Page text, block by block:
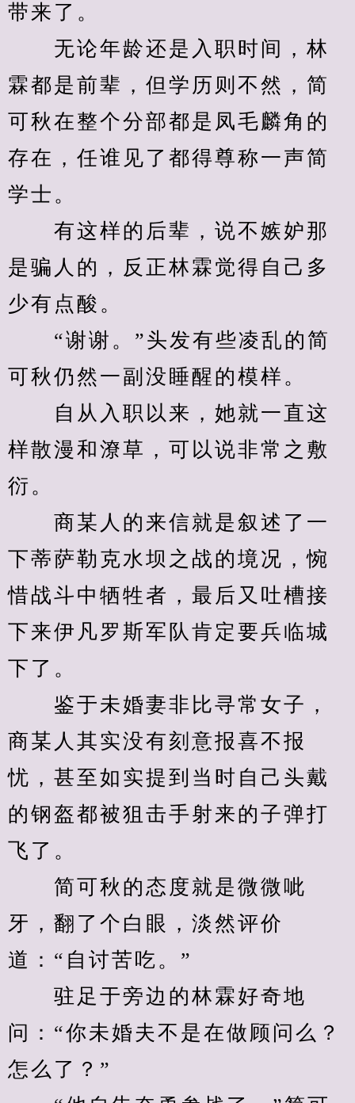
带来了。
无论年龄还是入职时间，林
霖都是前辈，但学历则不然，简
可秋在整个分部都是凤毛麟角的
存在，任谁见了都得尊称一声简
学士。
有这样的后辈，说不嫉妒那
是骗人的，反正林霖觉得自己多
少有点酸。
“谢谢。”头发有些凌乱的简
可秋仍然一副没睡醒的模样。
自从入职以来，她就一直这
样散漫和潦草，可以说非常之敷
衍。
商某人的来信就是叙述了一
下蒂萨勒克水坝之战的境况，惋
惜战斗中牺牲者，最后又吐槽接
下来伊凡罗斯军队肯定要兵临城
下了。
鉴于未婚妻非比寻常女子，
商某人其实没有刻意报喜不报
忧，甚至如实提到当时自己头戴
的钢盔都被狙击手射来的子弹打
飞了。
简可秋的态度就是微微呲
牙，翻了个白眼，淡然评价
道：“自讨苦吃。”
驻足于旁边的林霖好奇地
问：“你未婚夫不是在做顾问么？
怎么了？”